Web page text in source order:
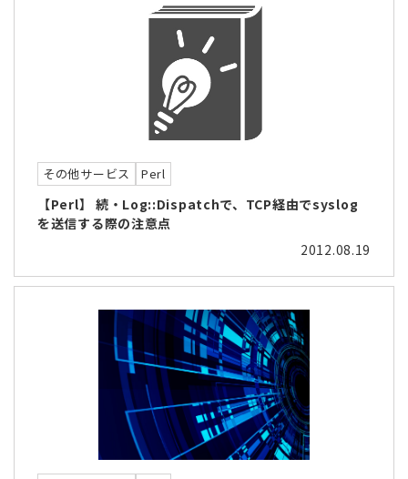
その他サービス Perl
【Perl】 続・Log::Dispatchで、TCP経由でsyslog
を送信する際の注意点
2012.08.19